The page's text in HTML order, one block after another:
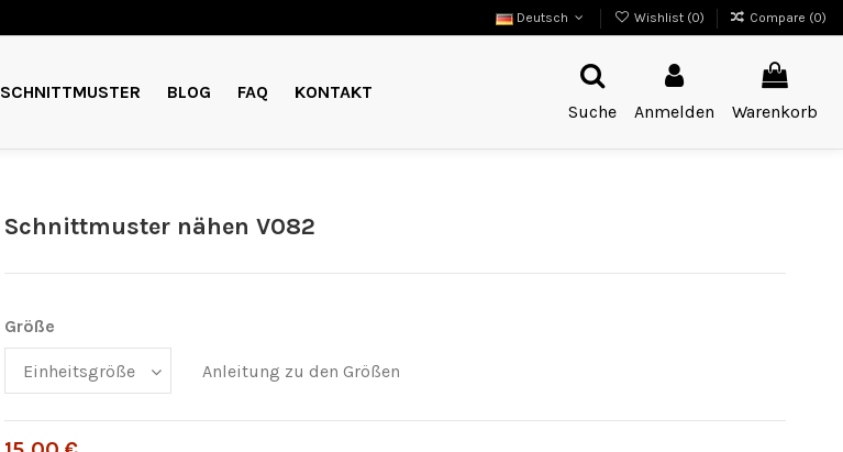
Deutsch Wishlist (0) Compare (0)
SCHNITTMUSTER BLOG FAQ
KONTAKT
Suche
Anmelden Warenkorb
Schnittmuster nähen V082
Größe
Anleitung zu den Größen